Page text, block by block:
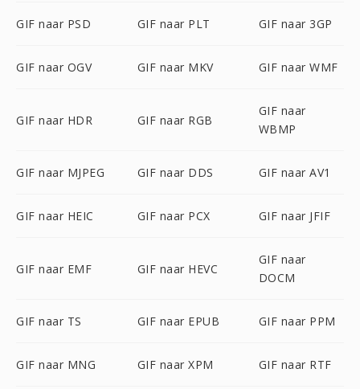
GIF naar PSD GIF naar PLT GIF naar 3GP
GIF naar OGV GIF naar MKV GIF naar WMF
GIF naar HDR GIF naar RGB
GIF naar
WBMP
GIF naar MJPEG GIF naar DDS GIF naar AV1
GIF naar HEIC GIF naar PCX GIF naar JFIF
GIF naar EMF GIF naar HEVC
GIF naar
DOCM
GIF naar TS GIF naar EPUB GIF naar PPM
GIF naar MNG GIF naar XPM GIF naar RTF